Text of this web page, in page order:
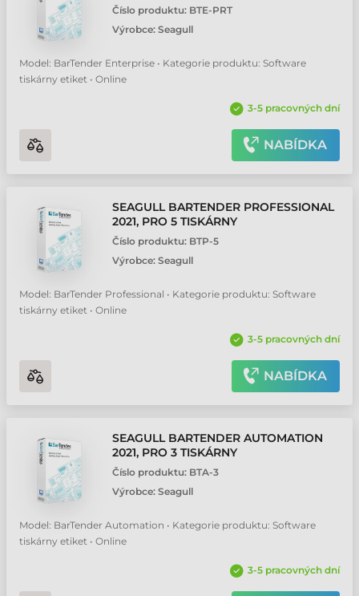
Číslo produktu: BTE-PRT
Výrobce: Seagull
Model: BarTender Enterprise • Kategorie produktu: Software
tiskárny etiket • Online
3-5 pracovných dní
NABÍDKA
SEAGULL BARTENDER PROFESSIONAL
2021, PRO 5 TISKÁRNY
Číslo produktu: BTP-5
Výrobce: Seagull
Model: BarTender Professional • Kategorie produktu: Software
tiskárny etiket • Online
3-5 pracovných dní
NABÍDKA
SEAGULL BARTENDER AUTOMATION
2021, PRO 3 TISKÁRNY
Číslo produktu: BTA-3
Výrobce: Seagull
Model: BarTender Automation • Kategorie produktu: Software
tiskárny etiket • Online
3-5 pracovných dní